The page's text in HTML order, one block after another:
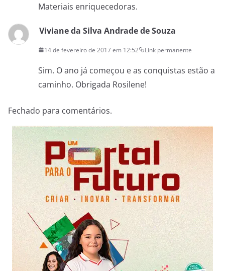
Materiais enriquecedoras.
Viviane da Silva Andrade de Souza
14 de fevereiro de 2017 em 12:52 Link permanente
Sim. O ano já começou e as conquistas estão a
caminho. Obrigada Rosilene!
Fechado para comentários.